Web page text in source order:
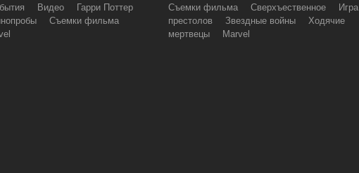
Видео
Гарри Поттер
Съемки фильма
Съемки фильма
Сверхъественное
Игра
престолов
Звездные войны
Ходячие
мертвецы
Marvel